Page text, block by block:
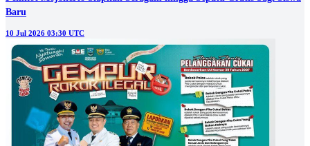
Baru
10 Jul 2026 03:30 UTC